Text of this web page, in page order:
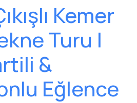
Kemer
Turu |
&
Eğlence